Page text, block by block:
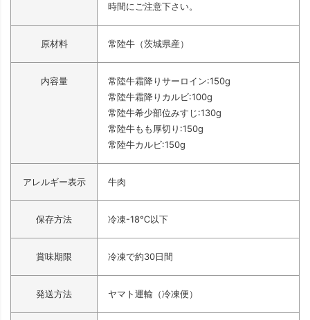
時間にご注意下さい。
原材料 常陸牛（茨城県産）
内容量
常陸牛霜降りサーロイン:150g
常陸牛霜降りカルビ:100g
常陸牛希少部位みすじ:130g
常陸牛もも厚切り:150g
常陸牛カルビ:150g
アレルギー表示 牛肉
保存方法 冷凍-18℃以下
賞味期限 冷凍で約30日間
発送方法 ヤマト運輸（冷凍便）